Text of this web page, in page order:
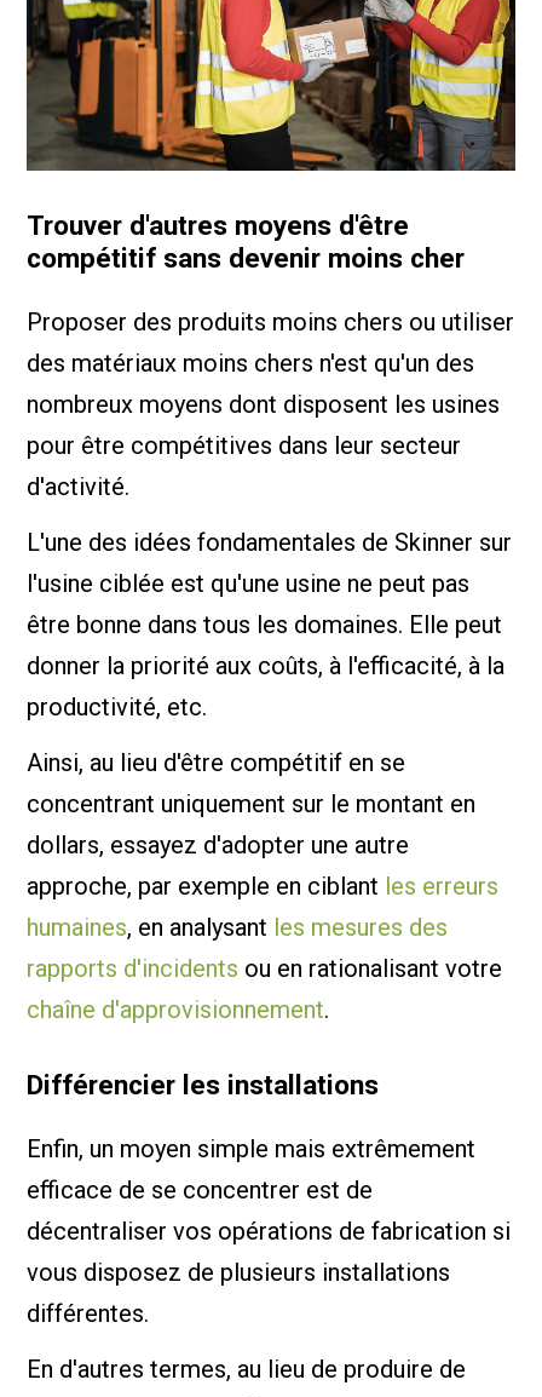
Trouver d'autres moyens d'être
compétitif sans devenir moins cher
Proposer des produits moins chers ou utiliser
des matériaux moins chers n'est qu'un des
nombreux moyens dont disposent les usines
pour être compétitives dans leur secteur
d'activité.
L'une des idées fondamentales de Skinner sur
l'usine ciblée est qu'une usine ne peut pas
être bonne dans tous les domaines. Elle peut
donner la priorité aux coûts, à l'efficacité, à la
productivité, etc.
Ainsi, au lieu d'être compétitif en se
concentrant uniquement sur le montant en
dollars, essayez d'adopter une autre
approche, par exemple en ciblant les erreurs
humaines, en analysant les mesures des
rapports d'incidents ou en rationalisant votre
chaîne d'approvisionnement.
Différencier les installations
Enfin, un moyen simple mais extrêmement
efficace de se concentrer est de
décentraliser vos opérations de fabrication si
vous disposez de plusieurs installations
différentes.
En d'autres termes, au lieu de produire de